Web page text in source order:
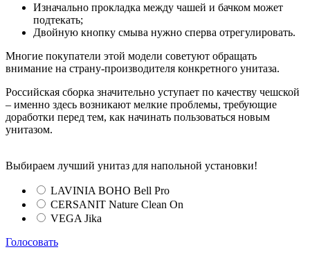
Изначально прокладка между чашей и бачком может
подтекать;
Двойную кнопку смыва нужно сперва отрегулировать.
Многие покупатели этой модели советуют обращать
внимание на страну-производителя конкретного унитаза.
Российская сборка значительно уступает по качеству чешской
– именно здесь возникают мелкие проблемы, требующие
доработки перед тем, как начинать пользоваться новым
унитазом.
Выбираем лучший унитаз для напольной установки!
LAVINIA BOHO Bell Pro
CERSANIT Nature Clean On
VEGA Jika
Голосовать